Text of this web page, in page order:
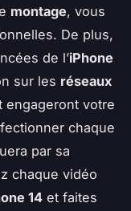
montage, vous
De plus,
de l’iPhone
sur les réseaux
engageront votre
chaque
par sa
chaque vidéo
14 et faites